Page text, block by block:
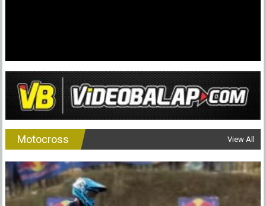
Motocross View All